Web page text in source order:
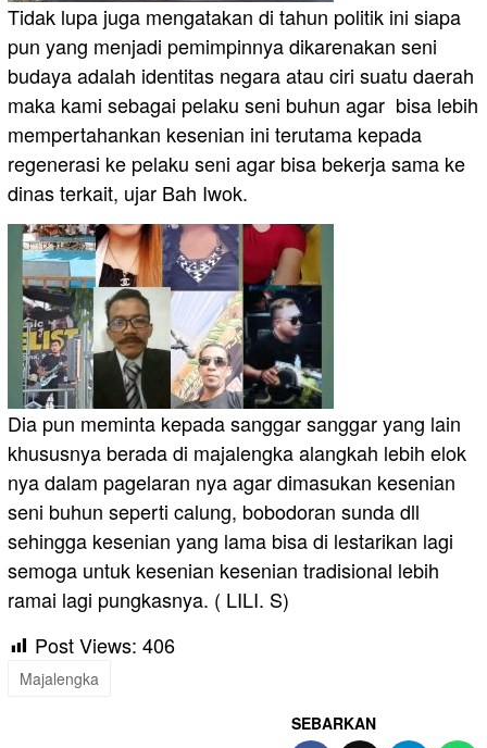
Tidak lupa juga mengatakan di tahun politik ini siapa
pun yang menjadi pemimpinnya dikarenakan seni
budaya adalah identitas negara atau ciri suatu daerah
maka kami sebagai pelaku seni buhun agar bisa lebih
mempertahankan kesenian ini terutama kepada
regenerasi ke pelaku seni agar bisa bekerja sama ke
dinas terkait, ujar Bah Iwok.
Dia pun meminta kepada sanggar sanggar yang lain
khususnya berada di majalengka alangkah lebih elok
nya dalam pagelaran nya agar dimasukan kesenian
seni buhun seperti calung, bobodoran sunda dll
sehingga kesenian yang lama bisa di lestarikan lagi
semoga untuk kesenian kesenian tradisional lebih
ramai lagi pungkasnya. ( LILI. S)
Post Views: 406
Majalengka
SEBARKAN